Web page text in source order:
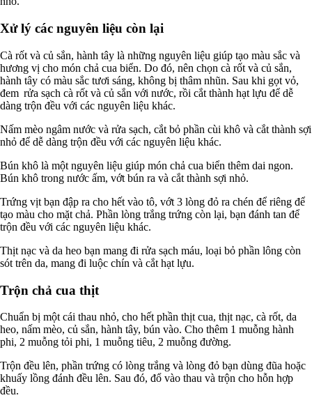
Xử lý các nguyên liệu còn lại
Cà rốt và củ sắn, hành tây là những nguyên liệu giúp tạo màu sắc và
hương vị cho món chả cua biển. Do đó, nên chọn cà rốt và củ sắn,
hành tây có màu sắc tươi sáng, không bị thâm nhũn. Sau khi gọt vỏ,
đem rửa sạch cà rốt và củ sắn với nước, rồi cắt thành hạt lựu để dễ
dàng trộn đều với các nguyên liệu khác.
Nấm mèo ngâm nước và rửa sạch, cắt bỏ phần cùi khô và cắt thành sợi
nhỏ để dễ dàng trộn đều với các nguyên liệu khác.
Bún khô là một nguyên liệu giúp món chả cua biển thêm dai ngon.
Bún khô trong nước ấm, vớt bún ra và cắt thành sợi nhỏ.
Trứng vịt bạn đập ra cho hết vào tô, vớt 3 lòng đỏ ra chén để riêng để
tạo màu cho mặt chả. Phần lòng trắng trứng còn lại, bạn đánh tan để
trộn đều với các nguyên liệu khác.
Thịt nạc và da heo bạn mang đi rửa sạch máu, loại bỏ phần lông còn
sót trên da, mang đi luộc chín và cắt hạt lựu.
Trộn chả cua thịt
Chuẩn bị một cái thau nhỏ, cho hết phần thịt cua, thịt nạc, cà rốt, da
heo, nấm mèo, củ sắn, hành tây, bún vào. Cho thêm 1 muỗng hành
phi, 2 muỗng tỏi phi, 1 muỗng tiêu, 2 muỗng đường.
Trộn đều lên, phần trứng có lòng trắng và lòng đỏ bạn dùng đũa hoặc
khuấy lồng đánh đều lên. Sau đó, đổ vào thau và trộn cho hỗn hợp
đều.